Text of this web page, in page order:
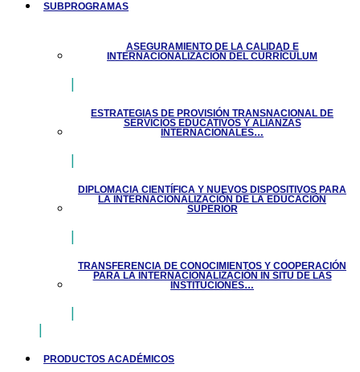
SUBPROGRAMAS
ASEGURAMIENTO DE LA CALIDAD E
INTERNACIONALIZACIÓN DEL CURRÍCULUM
ESTRATEGIAS DE PROVISIÓN TRANSNACIONAL DE
SERVICIOS EDUCATIVOS Y ALIANZAS
INTERNACIONALES…
DIPLOMACIA CIENTÍFICA Y NUEVOS DISPOSITIVOS PARA
LA INTERNACIONALIZACIÓN DE LA EDUCACIÓN
SUPERIOR
TRANSFERENCIA DE CONOCIMIENTOS Y COOPERACIÓN
PARA LA INTERNACIONALIZACIÓN IN SITU DE LAS
INSTITUCIONES…
PRODUCTOS ACADÉMICOS